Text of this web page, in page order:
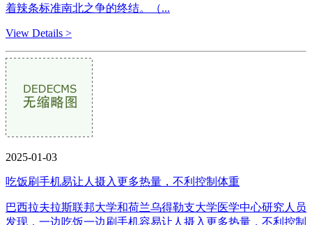
着辣条标准南北之争的终结。（...
View Details >
2025-01-03
吃饭刷手机易让人摄入更多热量，不利控制体重
巴西拉夫拉斯联邦大学和荷兰乌得勒支大学医学中心研究人员
发现，一边吃饭一边刷手机容易让人摄入更多热量，不利控制